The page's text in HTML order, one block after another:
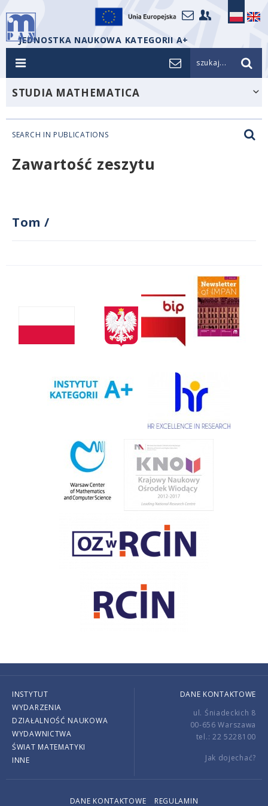
JEDNOSTKA NAUKOWA KATEGORII A+
szukaj...
STUDIA MATHEMATICA
SEARCH IN PUBLICATIONS
Zawartość zeszytu
Tom /
INSTYTUT
WYDARZENIA
DZIAŁALNOŚĆ NAUKOWA
WYDAWNICTWA
ŚWIAT MATEMATYKI
INNE
DANE KONTAKTOWE
ul. Śniadeckich 8
00-656 Warszawa
tel.: 22 5228100
Jak dojechać?
DANE KONTAKTOWE REGULAMIN